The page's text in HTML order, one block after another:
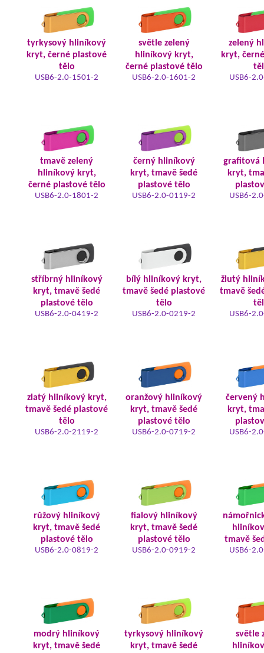
tyrkysový hliníkový
kryt, černé plastové
tělo
USB6-2.0-1501-2
světle zelený
hliníkový kryt,
černé plastové tělo
USB6-2.0-1601-2
zelený
kryt,
USB6-
tmavě zelený
hliníkový kryt,
černé plastové tělo
USB6-2.0-1801-2
černý hliníkový
kryt, tmavě šedé
plastové tělo
USB6-2.0-0119-2
grafitová
kryt,
USB6-
stříbrný hliníkový
kryt, tmavě šedé
plastové tělo
USB6-2.0-0419-2
bílý hliníkový kryt,
tmavě šedé plastové
tělo
USB6-2.0-0219-2
žlutý
tmavě
USB6-
zlatý hliníkový kryt,
tmavě šedé plastové
tělo
USB6-2.0-2119-2
oranžový hliníkový
kryt, tmavě šedé
plastové tělo
USB6-2.0-0719-2
červený
kryt,
USB6-
růžový hliníkový
kryt, tmavě šedé
plastové tělo
USB6-2.0-0819-2
fialový hliníkový
kryt, tmavě šedé
plastové tělo
USB6-2.0-0919-2
tmavě
USB6-
modrý hliníkový
kryt, tmavě šedé
tyrkysový hliníkový
kryt, tmavě šedé
světle